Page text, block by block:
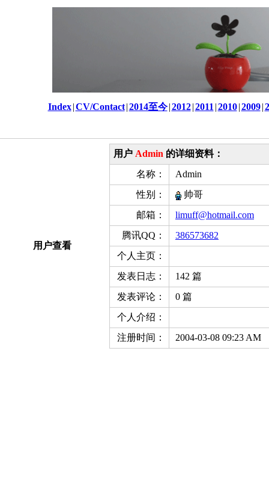
Index |CV/Contact |2014至今 |2012 |2011 |2010 |2009 |
用户查看
用户 Admin 的详细资料：
名称：
Admin
性别：
帅哥
邮箱：
limuff@hotmail.com
腾讯QQ：
386573682
个人主页：
发表日志：
142 篇
发表评论：
0 篇
个人介绍：
注册时间：
2004-03-08 09:23 AM